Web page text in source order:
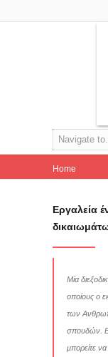
Navigate
Home
Εργαλεία
Μία
οποίους ο
των
σπουδών.
μπορείτε